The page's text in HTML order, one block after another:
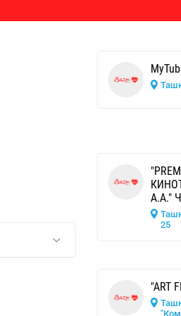
А.А."
25
"ART